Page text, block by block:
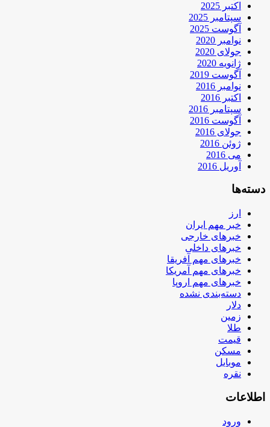
اکتبر 2025
سپتامبر 2025
آگوست 2025
نوامبر 2020
جولای 2020
ژانویه 2020
آگوست 2019
نوامبر 2016
اکتبر 2016
سپتامبر 2016
آگوست 2016
جولای 2016
ژوئن 2016
می 2016
آوریل 2016
دسته‌ها
ارز
خبر مهم ایران
خبرهای خارجی
خبرهای داخلی
خبرهای مهم آفریقا
خبرهای مهم آمریکا
خبرهای مهم اروپا
دسته‌بندی نشده
دلار
زمین
طلا
قیمت
مسکن
موبایل
نقره
اطلاعات
ورود